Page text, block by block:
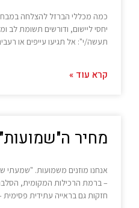
כמה מכללי הברזל להצלחה
יחסי ליישום, ודורשים תשומת לב
תעשה/י": אל תגיעו עייפים או
קרא עוד »
מחיר ה"שמועות"
אנחנו מוזנים משמועות.
– ברמת הרכילות המקומית,
חזקות גם בראייה עתידית